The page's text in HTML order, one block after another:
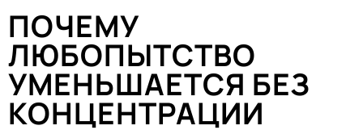
ПОЧЕМУ
ЛЮБОПЫТСТВО
УМЕНЬШАЕТСЯ БЕЗ
КОНЦЕНТРАЦИИ